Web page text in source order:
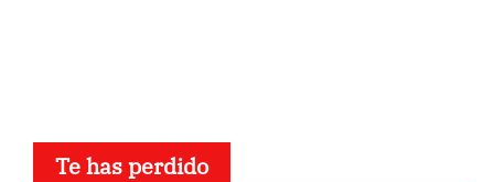
Te has perdido